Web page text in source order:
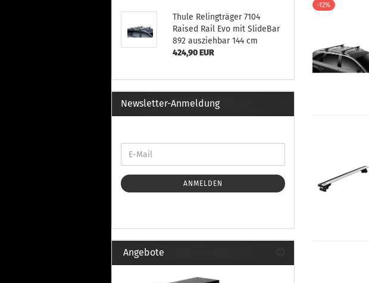
Fußsatz Fahrzeuge mit
integrierter Reling
Fußsatz Fahrzeuge mit
integrierter Reling
Thule Montagekits 70.. für 7107
Fußsatz Fahrzeuge mit
Wintersport anzeigen
Dachskiträger
Zubehör anzeigen
Thule Ersatzteile
Gepäck und Reisetaschen
Thule Professional
-12%
Thule Relingträger 7104
Raised Rail Evo mit SlideBar
892 ausziehbar 144 cm
424,90 EUR
Newsletter-Anmeldung
ANMELDEN
Angebote